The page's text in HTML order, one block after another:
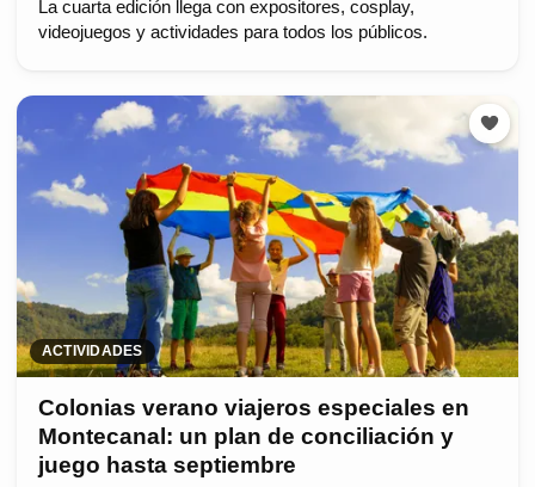
La cuarta edición llega con expositores, cosplay,
videojuegos y actividades para todos los públicos.
ACTIVIDADES
Colonias verano viajeros especiales en
Montecanal: un plan de conciliación y
juego hasta septiembre